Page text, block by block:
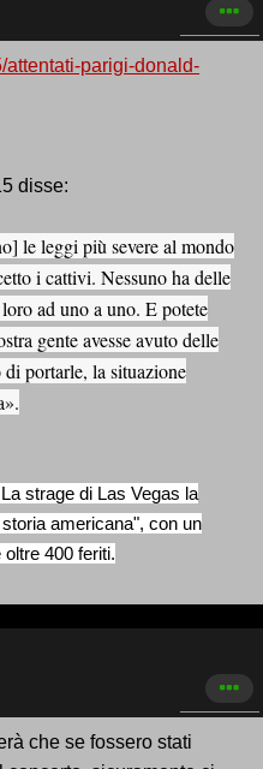
attentati-parigi-donald-
disse:
le leggi più severe al mondo
i cattivi. Nessuno ha delle
ad uno a uno. E potete
gente avesse avuto delle
di portarle, la situazione
strage di Las Vegas la
americana", con un
400 feriti.
che se fossero stati